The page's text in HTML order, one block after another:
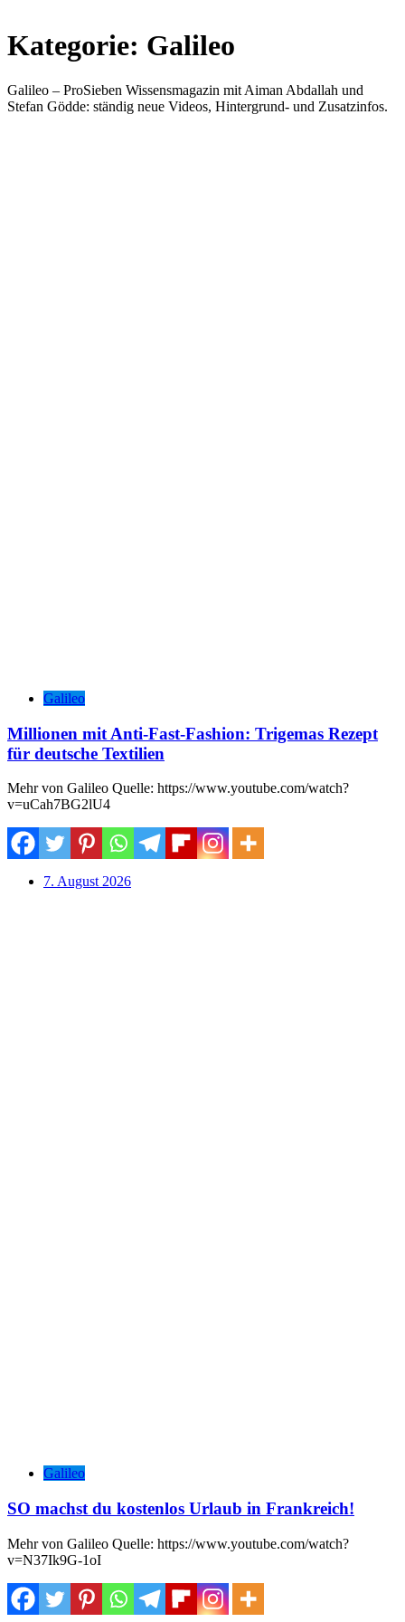
Kategorie: Galileo
Galileo – ProSieben Wissensmagazin mit Aiman Abdallah und
Stefan Gödde: ständig neue Videos, Hintergrund- und Zusatzinfos.
Galileo
Millionen mit Anti-Fast-Fashion: Trigemas Rezept
für deutsche Textilien
Mehr von Galileo Quelle: https://www.youtube.com/watch?
v=uCah7BG2lU4
7. August 2026
Galileo
SO machst du kostenlos Urlaub in Frankreich!
Mehr von Galileo Quelle: https://www.youtube.com/watch?
v=N37Ik9G-1oI